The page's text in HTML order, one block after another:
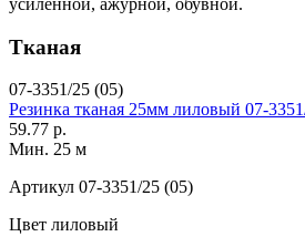
Тканая
07-3351/25 (05)
Резинка тканая 25мм лиловый 07-
59.77 р.
Мин. 25 м
Артикул 07-3351/25 (05)
Цвет лиловый